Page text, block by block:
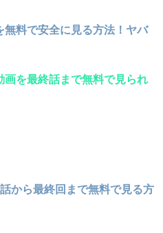
無料で安全に見る方法！ヤバ
画を最終話まで無料で見られ
から最終回まで無料で見る方